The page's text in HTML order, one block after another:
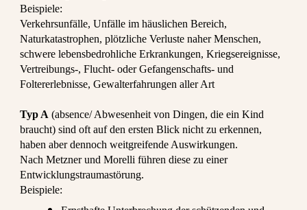
Beispiele:
Verkehrsunfälle, Unfälle im häuslichen Bereich,
Naturkatastrophen, plötzliche Verluste naher Menschen,
schwere lebensbedrohliche Erkrankungen, Kriegsereignisse,
Vertreibungs-, Flucht- oder Gefangenschafts- und
Foltererlebnisse, Gewalterfahrungen aller Art
Typ A (absence/ Abwesenheit von Dingen, die ein Kind
braucht) sind oft auf den ersten Blick nicht zu erkennen,
haben aber dennoch weitgreifende Auswirkungen.
Nach Metzner und Morelli führen diese zu einer
Entwicklungstraumastörung.
Beispiele: